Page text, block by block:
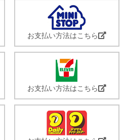
お支払い方法はこちら
お支払い方法はこちら